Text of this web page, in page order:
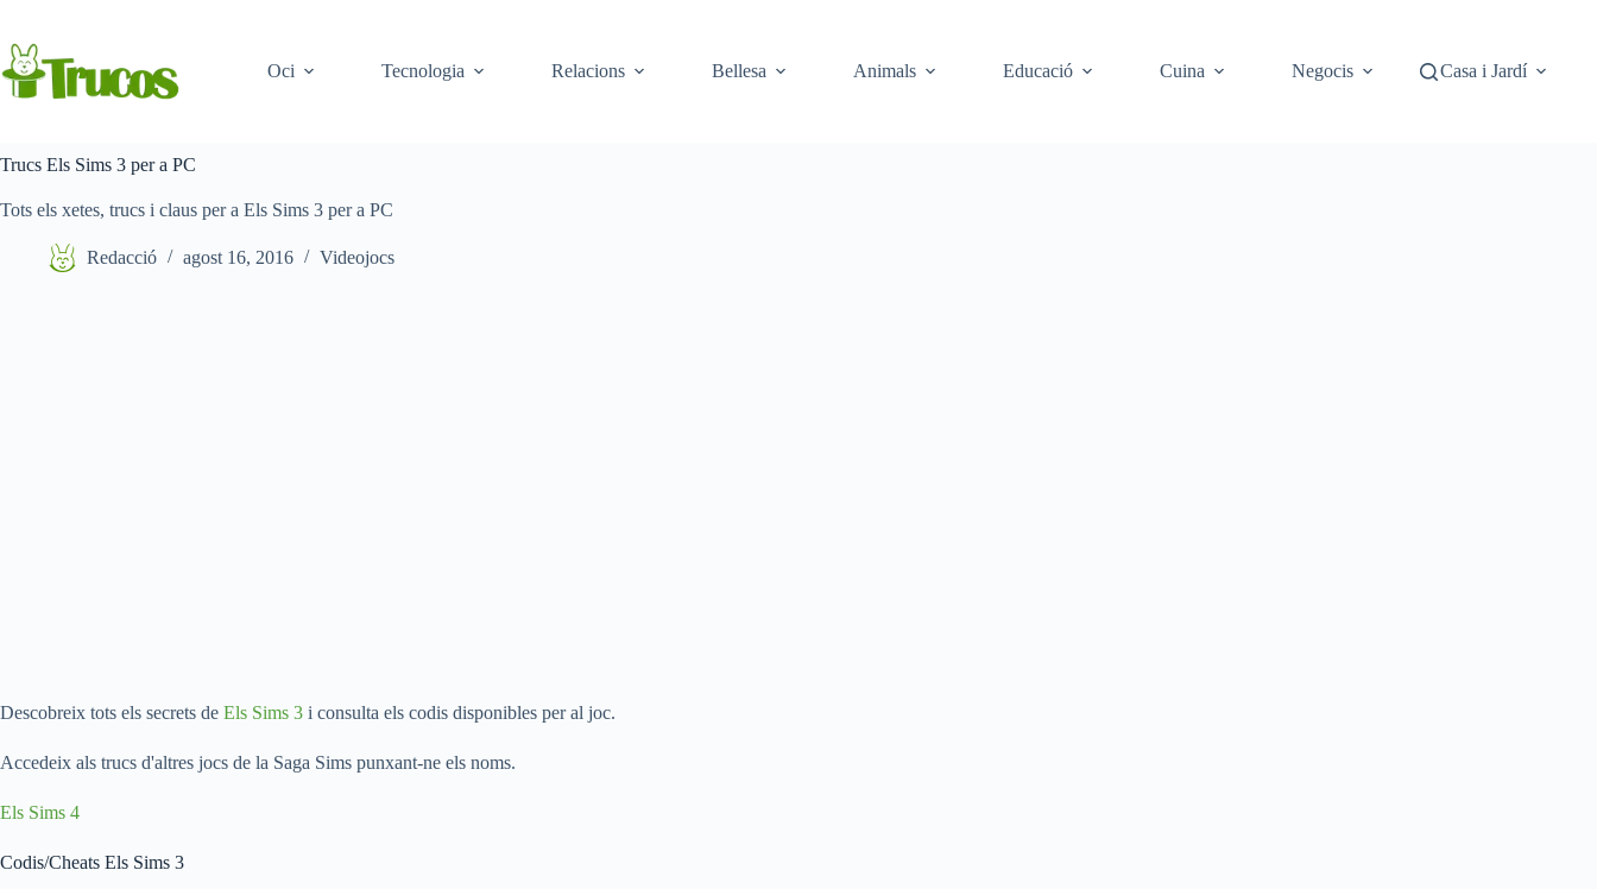
contingut
Oci
Tecnologia Relacions Bellesa Animals Educació Cuina Negocis Casa i Jardí
Trucs Els Sims 3 per a PC
Tots els xetes, trucs i claus per a Els Sims 3 per a PC
Redacció agost 16, 2016 Videojocs
Descobreix tots els secrets de Els Sims 3 i consulta els codis disponibles per al joc.
Accedeix als trucs d'altres jocs de la Saga Sims punxant-ne els noms.
Els Sims 4
Codis/Cheats Els Sims 3